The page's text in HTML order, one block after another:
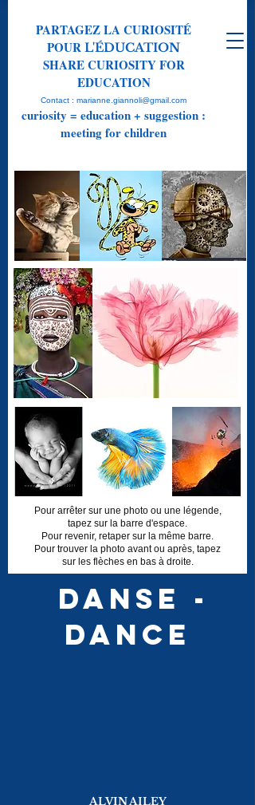
PARTAGEZ LA CURIOSITÉ
POUR L'ÉDUCATION
SHARE CURIOSITY FOR
EDUCATION
Contact : marianne.giannoli@gmail.com
curiosity = education + suggestion :
meeting for children
Pour arrêter sur une photo ou une légende,
tapez sur la barre d'espace.
Pour revenir, retaper sur la même barre.
Pour trouver la photo avant ou après, tapez
sur les flèches en bas à droite.
Danse -
Dance
ALVIN AILEY